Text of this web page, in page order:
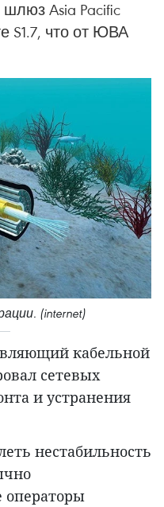
Asia Pacific
S1.7, что от ЮВА
(internet)
кабельной
сетевых
и устранения
нестабильность